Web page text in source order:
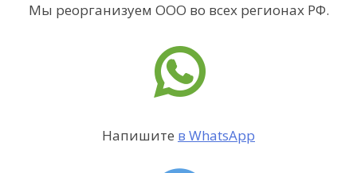
Мы реорганизуем ООО во всех регионах РФ.
Напишите в WhatsApp